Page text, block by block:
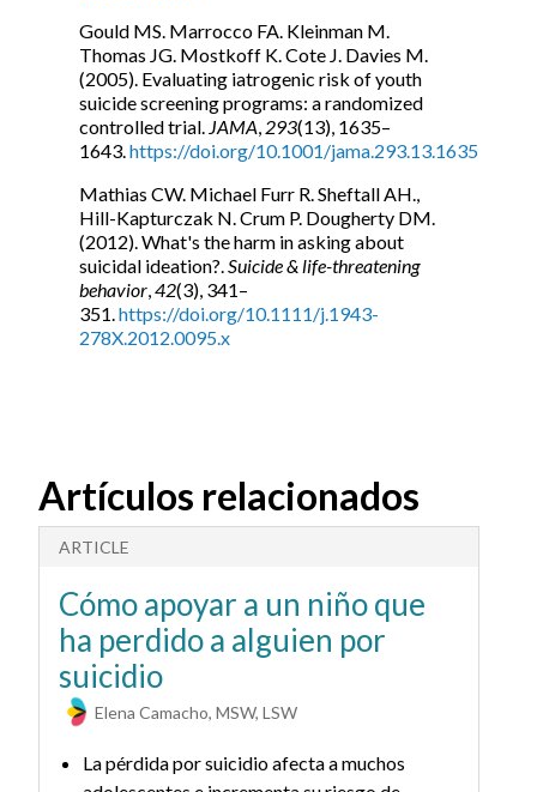
Gould MS. Marrocco FA. Kleinman M.
Thomas JG. Mostkoff K. Cote J. Davies M.
(2005). Evaluating iatrogenic risk of youth
suicide screening programs: a randomized
controlled trial. JAMA, 293(13), 1635–
1643.https://doi.org/10.1001/jama.293.13.1635
Mathias CW. Michael Furr R. Sheftall AH.,
Hill-Kapturczak N. Crum P. Dougherty DM.
(2012). What's the harm in asking about
suicidal ideation?.Suicide & life-threatening
behavior,42(3), 341–
351.https://doi.org/10.1111/j.1943-
278X.2012.0095.x
Artículos relacionados
ARTICLE
Cómo apoyar a un niño que
ha perdido a alguien por
suicidio
Elena Camacho, MSW, LSW
La pérdida por suicidio afecta a muchos